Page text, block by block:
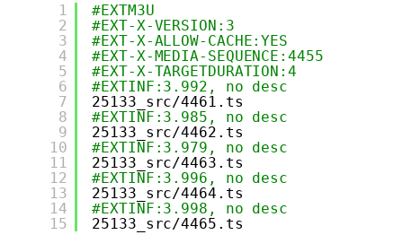
1
2
3
4
5
6
7
8
9
10
11
12
13
14
15
#EXTM3U
#EXT-X-VERSION:3
#EXT-X-ALLOW-CACHE:YES
#EXT-X-MEDIA-SEQUENCE:4455
#EXT-X-TARGETDURATION:4
#EXTINF:3.992, no desc
25133_src/4461 .ts
#EXTINF:3.985, no desc
25133_src/4462 .ts
#EXTINF:3.979, no desc
25133_src/4463 .ts
#EXTINF:3.996, no desc
25133_src/4464 .ts
#EXTINF:3.998, no desc
25133_src/4465 .ts